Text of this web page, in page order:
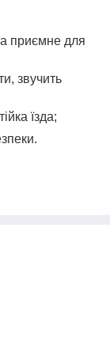
приємне для
звучить
їзда;